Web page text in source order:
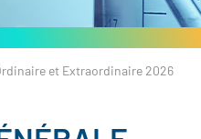
et Extraordinaire 2026